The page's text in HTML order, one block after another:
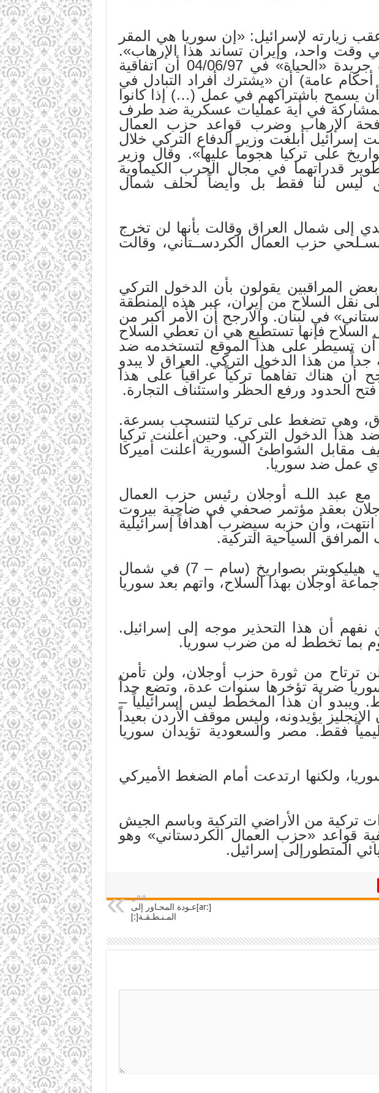
عقب زيارته لإسرائيل: «إن سوريا هي المقر
وقت واحد، وإيران تساند هذا الإرهاب».
وقام تورهان بجولة في مرتفعات الجولان. وقد نقلت جريدة «الحياة» في 04/06/97 أن اتفاقية
الموقعة بين تركيا وإسرائيل تنص في البند (1- أحكام عامة) أن «يشترك أفراد التبادل في
يسمح باشتراكهم في عمل (…) إذا كانوا
المشاركة في أية عمليات عسكرية ضد طرف
الإرهاب وضرب قواعد حزب العمال
إسرائيل أبلغت وزير الدفاع التركي خلال
هجوم بالصواريخ على تركيا هجوماً عليها». وقال وزير
قدراتهما في مجال الحرب الكيماوية
ليس لنا فقط بل وأيضاً لحلف شمال
جندي إلى شمال العراق وقالت بأنها لن تخرج
حزب العمال الكردســتاني، وقالت
المراقبين يقولون بأن الدخول التركي
نقل السلاح من إيران، عبر هذه المنطقة
في لبنان. والأرجح أن الأمر أكبر من
السلاح فإنها تستطيع هي أن تعطي السلاح
أن تسيطر على هذا الموقع لتستخدمه ضد
من هذا الدخول التركي. العراق لا يبدو
أن هناك تفاهماً تركياً عراقياً على هذا
الحدود ورفع الحظر واستئناف التجارة.
وهي تضغط على تركيا لتنسحب بسرعة.
الدخول التركي. وحين أعلنت تركيا
مقابل الشواطئ السورية أعلنت أميركا
أي عمل ضد سوريا.
مقابلة مع عبد اللـه أوجلان رئيس حزب العمال
في حزب أوجلان بعقد مؤتمر صحفي في ضاحية بيروت
انتهت، وأن حزبه سيضرب أهدافاً إسرائيلية
السياحية التركية.
وفي 06/06/97 اعترف الجيش التركي بسقوط طائرتي هيليكوبتر بصواريخ (سام – 7) في شمال
أوجلان بهذا السلاح، واتهم بعد سوريا
أن هذا التحذير موجه إلى إسرائيل.
بما تخطط له من ضرب سوريا.
ترتاح من ثورة حزب أوجلان، ولن تأمن
ضربة تؤخرها سنوات عدة، وتضع حداً
ويبدو أن هذا المخطط ليس إسرائيلياً –
يؤيدونه، وليس موقف الأردن بعيداً
فقط. مصر والسعودية تؤيدان سوريا
ولكنها ارتدعت أمام الضغط الأميركي
تركية من الأراضي التركية وباسم الجيش
قواعد «حزب العمال الكردستاني» وهو
المتطورإلى إسرائيل.
التالي
[:ar]عـودة المحـاور إلى
المـنـطـقـة[:]